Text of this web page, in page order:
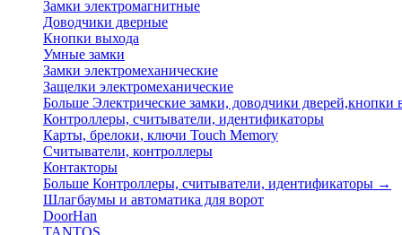
Замки электромагнитные
Доводчики дверные
Кнопки выхода
Умные замки
Замки электромеханические
Защелки электромеханические
Больше Электрические замки, доводчики дверей,кнопки
Контроллеры, считыватели, идентификаторы
Карты, брелоки, ключи Touch Memory
Считыватели, контроллеры
Контакторы
Больше Контроллеры, считыватели, идентификаторы →
Шлагбаумы и автоматика для ворот
DoorHan
TANTOS